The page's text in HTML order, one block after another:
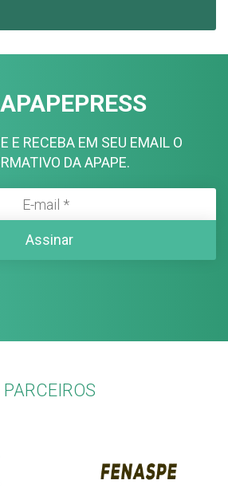
APAPEPRESS
E RECEBA EM SEU EMAIL O
DA APAPE.
PARCEIROS